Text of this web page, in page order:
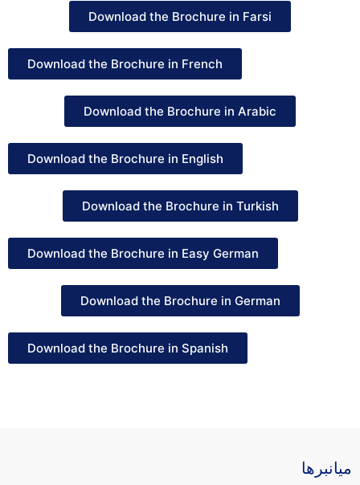
Download the Brochure in Farsi
Download the Brochure in French
Download the Brochure in Arabic
Download the Brochure in English
Download the Brochure in Turkish
Download the Brochure in Easy German
Download the Brochure in German
Download the Brochure in Spanish
میانبرها